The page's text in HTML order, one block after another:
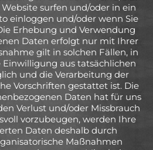
surfen und/oder in ein
einloggen und/oder wenn Sie
Erhebung und Verwendung
Daten erfolgt nur mit Ihrer
gilt in solchen Fällen, in
aus tatsächlichen
und die Verarbeitung der
Vorschriften gestattet ist. Die
Daten hat für uns
Verlust und/oder Missbrauch
vorzubeugen, werden Ihre
Daten deshalb durch
Maßnahmen